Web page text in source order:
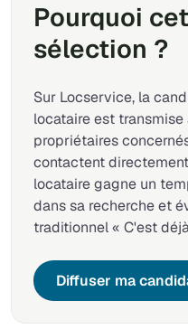
Pourquoi
sélection ?
Sur Locservice, la
locataire est transmise
propriétaires
contactent
locataire gagne un
dans sa recherche et
traditionnel « C'est
Diffuser ma